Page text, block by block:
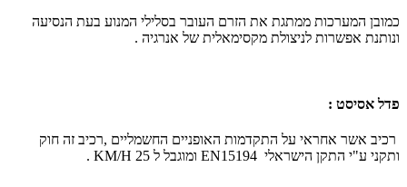
כמובן המערכות ממתגת את הזרם העובר בסלילי המנוע בעת הנסיעה
ונותנת אפשרות לניצולת מקסימאלית של אנרגיה .
פדל אסיסט :
רכיב אשר אחראי על התקדמות האופניים החשמליים ,רכיב זה חוק
ותקני ע"י התקן הישראלי EN15194 ומוגבל ל 25 KM/H
.